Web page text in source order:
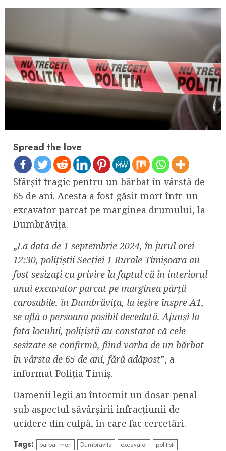
Spread the love
Sfârșit tragic pentru un bărbat în vârstă de
65 de ani. Acesta a fost găsit mort într-un
excavator parcat pe marginea drumului, la
Dumbrăvița.
„La data de 1 septembrie 2024, în jurul orei
12:30, polițiștii Secției 1 Rurale Timișoara au
fost sesizați cu privire la faptul că în interiorul
unui excavator parcat pe marginea părții
carosabile, în Dumbrăvița, la ieșire înspre A1,
se află o persoana posibil decedată. Ajunși la
fata locului, polițiștii au constatat că cele
sesizate se confirmă, fiind vorba de un bărbat
în vârsta de 65 de ani, fără adăpost”, a
informat Poliția Timiș.
Oamenii legii au întocmit un dosar penal
sub aspectul săvârșirii infracțiunii de
ucidere din culpă, în care fac cercetări.
Tags: barbat mort Dumbravita excavator politisti